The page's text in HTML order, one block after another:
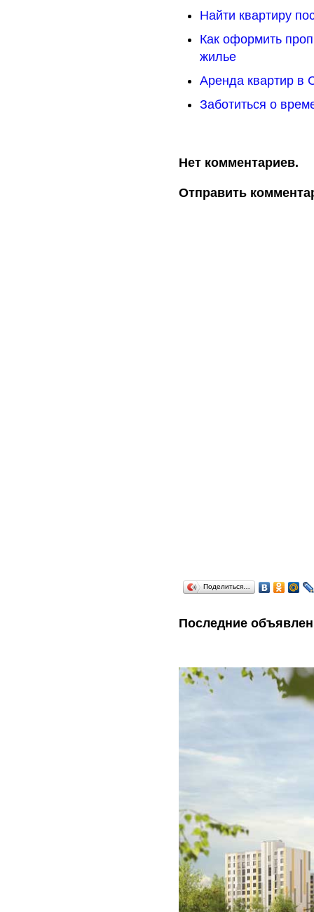
Найти квартиру
Как оформить
жилье
Аренда квартир в
Заботиться о
Нет комментариев.
Отправить
Поделиться…
Последние